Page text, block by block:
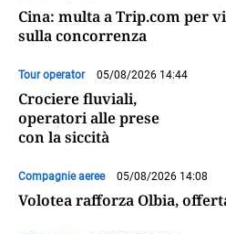
Cina: multa a Trip.com per
sulla concorrenza
Tour operator 05/08/2026 14:44
Crociere fluviali,
operatori alle prese
con la siccità
Compagnie aeree 05/08/2026 14:08
Volotea rafforza Olbia,